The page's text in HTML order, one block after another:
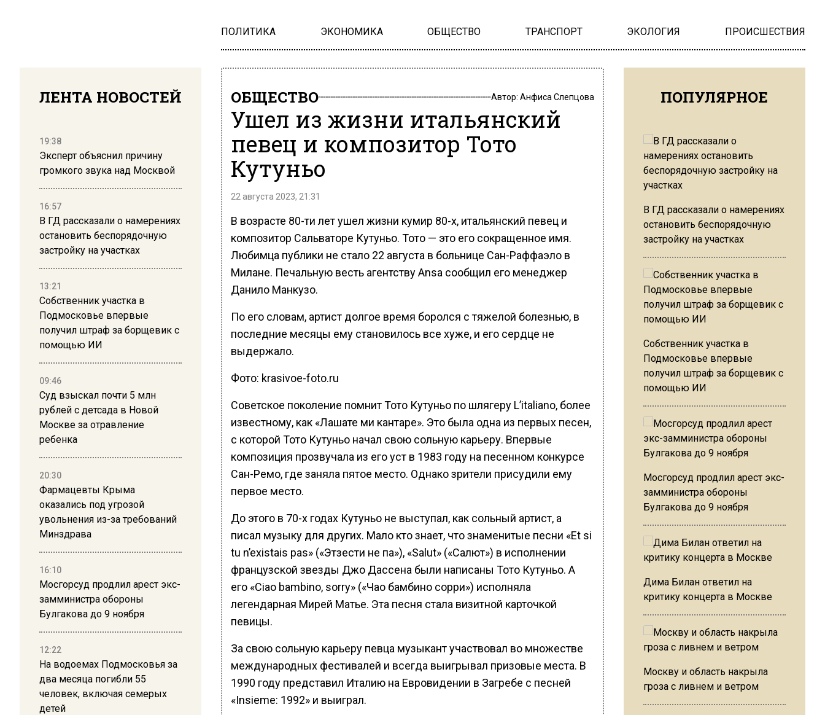
ПОЛИТИКА ЭКОНОМИКА ОБЩЕСТВО ТРАНСПОРТ ЭКОЛОГИЯ ПРОИСШЕСТВИЯ
ЛЕНТА НОВОСТЕЙ
19:38
Эксперт объяснил причину
громкого звука над Москвой
16:57
В ГД рассказали о намерениях
остановить беспорядочную
застройку на участках
13:21
Собственник участка в
Подмосковье впервые
получил штраф за борщевик с
помощью ИИ
09:46
Суд взыскал почти 5 млн
рублей с детсада в Новой
Москве за отравление
ребенка
20:30
Фармацевты Крыма
оказались под угрозой
увольнения из-за требований
Минздрава
16:10
Мосгорсуд продлил арест экс-
замминистра обороны
Булгакова до 9 ноября
12:22
На водоемах Подмосковья за
два месяца погибли 55
человек, включая семерых
детей
ОБЩЕСТВО Автор: Анфиса Слепцова
Ушел из жизни итальянский
певец и композитор Тото
Кутуньо
22 августа 2023, 21:31
В возрасте 80-ти лет ушел жизни кумир 80-х, итальянский певец и
композитор Сальваторе Кутуньо. Тото — это его сокращенное имя.
Любимца публики не стало 22 августа в больнице Сан-Раффаэло в
Милане. Печальную весть агентству Ansa сообщил его менеджер
Данило Манкузо.
По его словам, артист долгое время боролся с тяжелой болезнью, в
последние месяцы ему становилось все хуже, и его сердце не
выдержало.
Фото: krasivoe-foto.ru
Советское поколение помнит Тото Кутуньо по шлягеру L’italiano, более
известному, как «Лашате ми кантаре». Это была одна из первых песен,
с которой Тото Кутуньо начал свою сольную карьеру. Впервые
композиция прозвучала из его уст в 1983 году на песенном конкурсе
Сан-Ремо, где заняла пятое место. Однако зрители присудили ему
первое место.
До этого в 70-х годах Кутуньо не выступал, как сольный артист, а
писал музыку для других. Мало кто знает, что знаменитые песни «Et si
tu n’existais pas» («Этзести не па»), «Salut» («Салют») в исполнении
французской звезды Джо Дассена были написаны Тото Кутуньо. А
его «Ciao bambino, sorry» («Чао бамбино сорри») исполняла
легендарная Мирей Матье. Эта песня стала визитной карточкой
певицы.
За свою сольную карьеру певца музыкант участвовал во множестве
международных фестивалей и всегда выигрывал призовые места. В
1990 году представил Италию на Евровидении в Загребе с песней
«Insieme: 1992» и выиграл.
ПОПУЛЯРНОЕ
В ГД рассказали о намерениях
остановить беспорядочную
застройку на участках
Собственник участка в
Подмосковье впервые
получил штраф за борщевик с
помощью ИИ
Мосгорсуд продлил арест экс-
замминистра обороны
Булгакова до 9 ноября
Дима Билан ответил на
критику концерта в Москве
Москву и область накрыла
гроза с ливнем и ветром